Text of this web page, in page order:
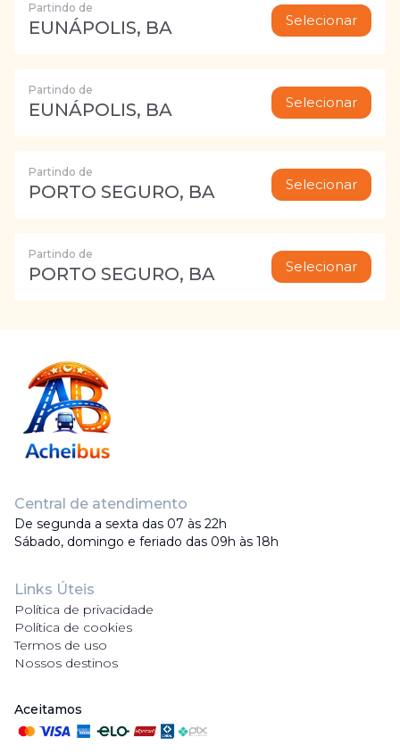
Partindo de
EUNÁPOLIS, BA Selecionar
Partindo de
EUNÁPOLIS, BA Selecionar
Partindo de
PORTO SEGURO, BA Selecionar
Partindo de
PORTO SEGURO, BA Selecionar
Central de atendimento
De segunda a sexta das 07 às 22h
Sábado, domingo e feriado das 09h às 18h
Links Úteis
Política de privacidade
Política de cookies
Termos de uso
Nossos destinos
Aceitamos